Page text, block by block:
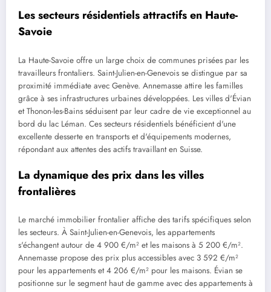
Les secteurs résidentiels attractifs en Haute-
Savoie
La Haute-Savoie offre un large choix de communes prisées par les
travailleurs frontaliers. Saint-Julien-en-Genevois se distingue par sa
proximité immédiate avec Genève. Annemasse attire les familles
grâce à ses infrastructures urbaines développées. Les villes d'Évian
et Thonon-les-Bains séduisent par leur cadre de vie exceptionnel au
bord du lac Léman. Ces secteurs résidentiels bénéficient d'une
excellente desserte en transports et d'équipements modernes,
répondant aux attentes des actifs travaillant en Suisse.
La dynamique des prix dans les villes
frontalières
Le marché immobilier frontalier affiche des tarifs spécifiques selon
les secteurs. À Saint-Julien-en-Genevois, les appartements
s'échangent autour de 4 900 €/m² et les maisons à 5 200 €/m².
Annemasse propose des prix plus accessibles avec 3 592 €/m²
pour les appartements et 4 206 €/m² pour les maisons. Évian se
positionne sur le segment haut de gamme avec des appartements à